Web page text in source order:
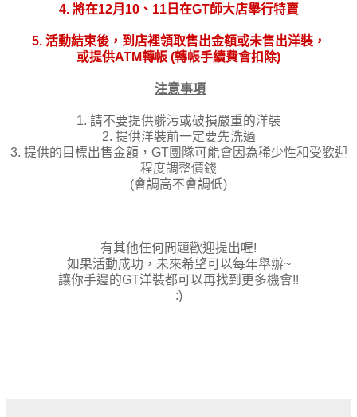
4. 將在12月10、11日在GT師大店舉行特賣
5. 活動結束後，到店裡領取售出金額或未售出洋裝，
或提供ATM轉帳 (轉帳手續費會扣除)
注意事項
1. 請不要提供髒污或破損嚴重的洋裝
2. 提供洋裝前一定要先洗過
3. 提供的目標出售金額，GT團隊可能會因為稀少性和受歡迎
程度調整價錢
(會調高不會調低)
有其他任何問題歡迎提出喔!
如果活動成功，未來希望可以每年舉辦~
讓你手邊的GT洋裝都可以再找到更多機會!!
:)